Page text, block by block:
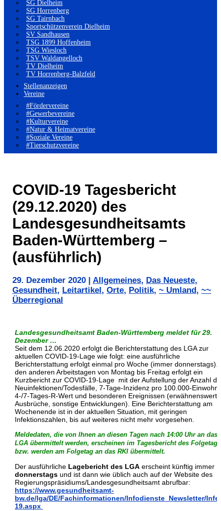
SG Dielheim
SG Horrenberg
SG Tairnbach
Sportschützenverein Dielheim
SV Sandhausen
TSG 1899 Hoffenheim
TSG Wiesloch
TSV Waldangelloch
TV Dielheim
TV Horrenberg-Balzfeld
Stellenanzeigen
Vereine
#Fördervereine
#Gewerbevereine
#Kulturvereine
#Natur & Heimatvereine
#Soziale Vereine
#Tierschutzvereine
COVID-19 Tagesbericht
(29.12.2020) des
Landesgesundheitsamts
Baden-Württemberg –
(ausführlich)
29. Dezember 2020 Allgemeines, Das Neueste,
Gesundheit, Leitartikel , Orte, Politik, ~ Umland , ~~
Überregional
Landesgesundheitsamt Baden-Württemberg meldet für 29.
Dezember …
Seit dem 12.06.2020 erfolgt die Berichterstattung des LGA zur
aktuellen COVID-19-Lage wie folgt: eine ausführliche
Berichterstattung erfolgt einmal pro Woche (immer donnerstags).
den anderen Arbeitstagen von Montag bis Freitag erfolgt ein
Kurzbericht zur COVID-19-Lage mit der Aufstellung der Anzahl
Neuinfektionen/Todesfälle, 7-Tage-Inzidenz pro 100.000-
4-/7-Tages-R-Wert und besonderen Ereignissen (erwähnenswerte
Ausbrüche, sonstige Entwicklungen). Eine Berichterstattung am
Wochenende ist in der aktuellen Situation, mit geringen
Infektionszahlen, bis auf weiteres nicht mehr vorgesehen.
Meldedaten, die von Ihnen an diesen Tagen nach 14:00 Uhr an das
LGA übermittelt werden, erscheinen im Tagesbericht des
bzw. werden am Folgetag an das RKI übermittelt.
Der ausführliche Lagebericht des LGA erscheint künftig immer
donnerstags und ist dann wie üblich auch auf der Website des
Regierungspräsidiums/Landesgesundheitsamt abrufbar:
https://www.gesundheitsamt-
bw.de/lga/DE/Fachinformationen/Infodienste_Newsletter/
19.aspx